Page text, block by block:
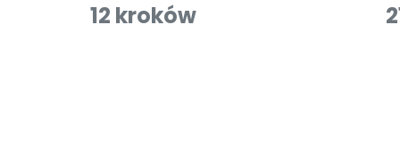
12 kroków